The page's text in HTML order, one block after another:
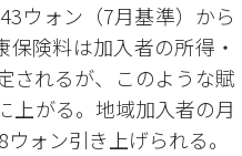
ウォン（7月基準）から
険料は加入者の所得・
されるが、このような賦
上がる。地域加入者の月
ォン引き上げられる。